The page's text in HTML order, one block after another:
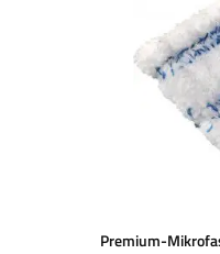
Premium-